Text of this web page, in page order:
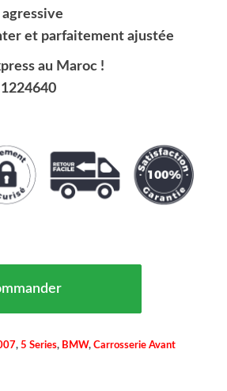
et parfaitement ajustée
au Maroc !
, 5 Series, BMW, Carrosserie Avant